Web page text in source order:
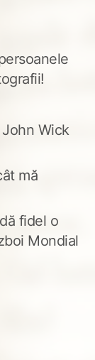
Wick
mă
fidel o
Mondial